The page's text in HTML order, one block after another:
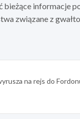
bieżące informacje
związane z
na rejs do